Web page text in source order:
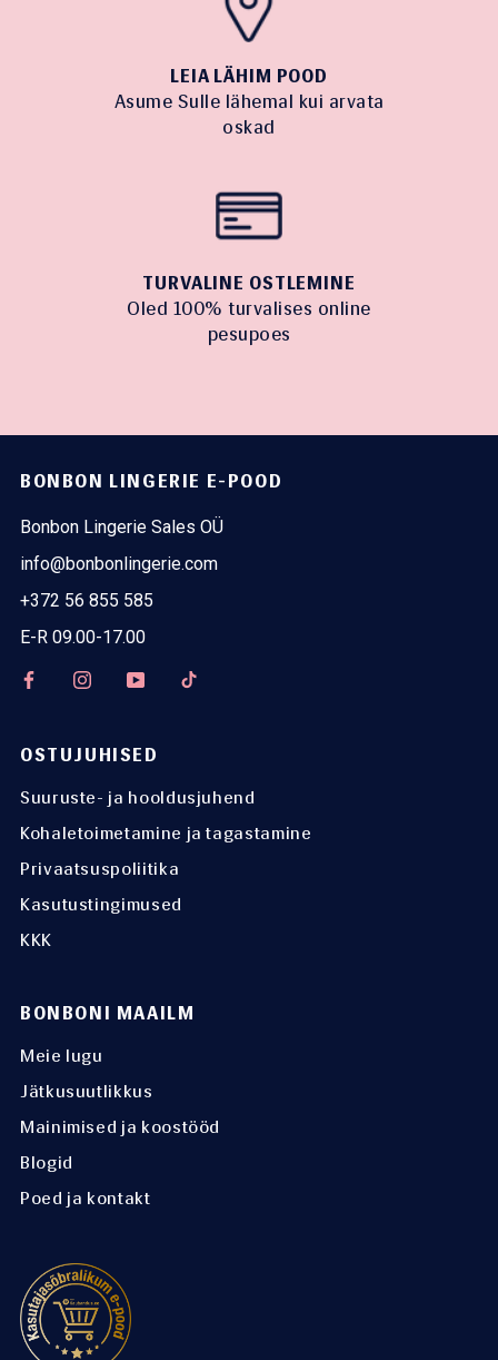
LEIA LÄHIM POOD
Asume Sulle lähemal kui arvata
oskad
TURVALINE OSTLEMINE
Oled 100% turvalises online
pesupoes
BONBON LINGERIE E-POOD
Bonbon Lingerie Sales OÜ
info@bonbonlingerie.com
+372 56 855 585
E-R 09.00-17.00
OSTUJUHISED
Suuruste- ja hooldusjuhend
Kohaletoimetamine ja tagastamine
Privaatsuspoliitika
Kasutustingimused
KKK
BONBONI MAAILM
Meie lugu
Jätkusuutlikkus
Mainimised ja koostööd
Blogid
Poed ja kontakt